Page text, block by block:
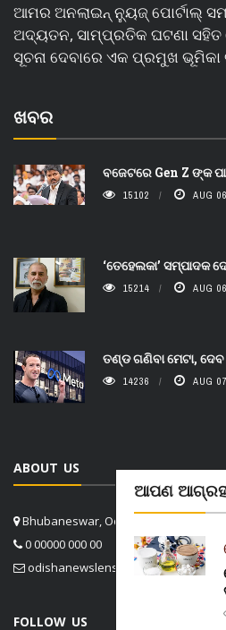
ଆପଣ
ଆମର ଅନଲାଇନ୍ ନ୍ୟୁଜ୍ ପୋର୍ଟାଲ୍
ଅଦ୍ୟତନ, ସାମ୍ପ୍ରତିକ ଘଟଣା
ସୂଚନା ଦେବାରେ ଏକ ପ୍ରମୁଖ
ଖବର
ବଜେଟରେ Gen Z ଙ୍କ
15102 AUG
‘ତେହେଲକା’ ସମ୍ପାଦକ
15214 AUG
ତଣ୍ଡ ଗଣିବା ମେଟା, ଦେବ
14236 AUG
ABOUT US
Bhubaneswar, Odisha, India
0 00000 000 00
odishanewslens@gmail.com
FOLLOW US